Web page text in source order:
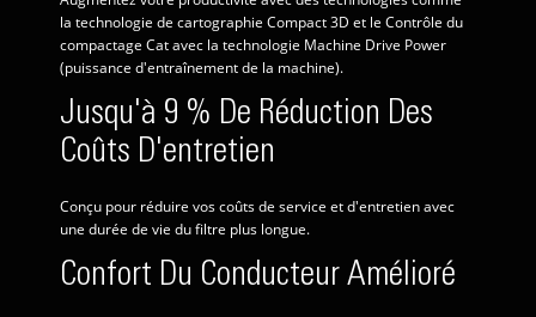
la technologie de cartographie Compact 3D et le Contrôle du
compactage Cat avec la technologie Machine Drive Power
(puissance d'entraînement de la machine).
Jusqu'à 9 % De Réduction Des
Coûts D'entretien
Conçu pour réduire vos coûts de service et d'entretien avec
une durée de vie du filtre plus longue.
Confort Du Conducteur Amélioré